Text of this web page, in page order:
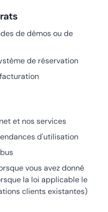
de démos ou de
de réservation
et nos services
d'utilisation
vous avez donné
la loi applicable le
clients existantes)